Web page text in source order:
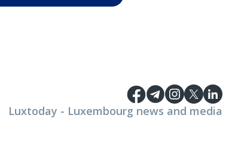
Luxtoday - Luxembourg news and media